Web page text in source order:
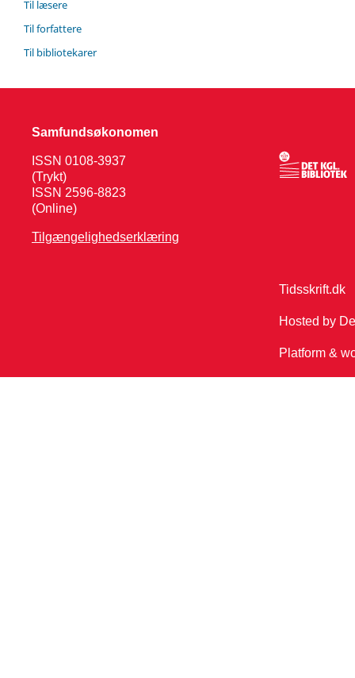
Til læsere
Til forfattere
Til bibliotekarer
Samfundsøkonomen
ISSN 0108-3937
(Trykt)
ISSN 2596-8823
(Online)
Tilgængelighedserklæring